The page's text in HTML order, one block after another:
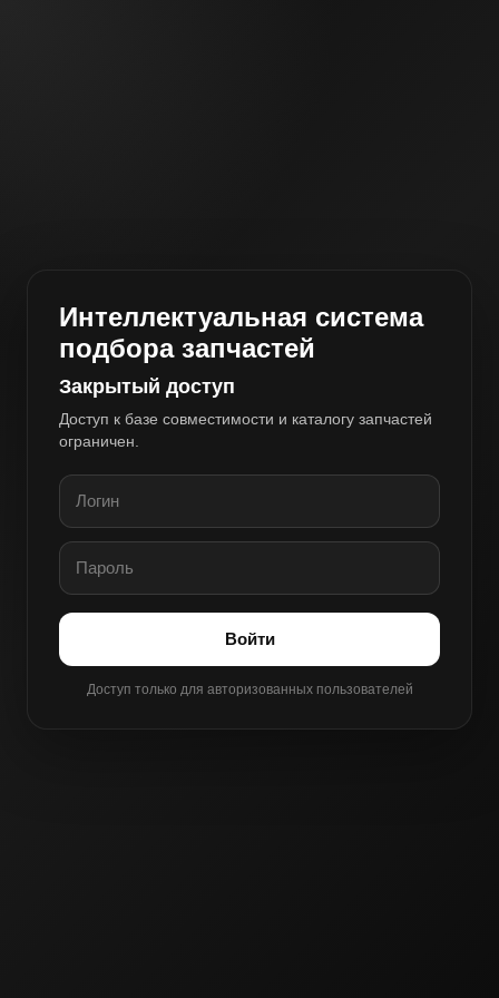
Интеллектуальная система
подбора запчастей
Закрытый доступ
Доступ к базе совместимости и каталогу запчастей
ограничен.
Войти
Доступ только для авторизованных пользователей